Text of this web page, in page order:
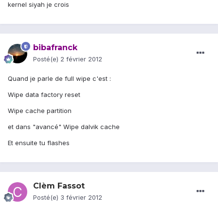
kernel siyah je crois
bibafranck
Posté(e) 2 février 2012
Quand je parle de full wipe c'est :
Wipe data factory reset
Wipe cache partition
et dans "avancé" Wipe dalvik cache
Et ensuite tu flashes
Clèm Fassot
Posté(e) 3 février 2012